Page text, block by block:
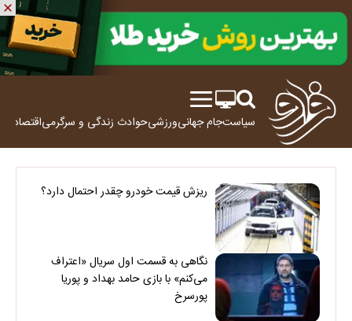
سیاستجام جهانیورزشیحوادث زندگی و سرگرمیاقتصاد
ریزش قیمت خودرو چقدر احتمال دارد؟
نگاهی به قسمت اول سریال «اعتراف
می‌کنم» با بازی حامد بهداد و پوریا
پورسرخ